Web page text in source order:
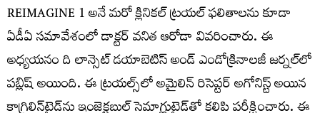
REIMAGINE 1 అనే మరో క్లినికల్ ట్రయల్ ఫలితాలను కూడా
ఏడీఏ సమావేశంలో డాక్టర్‌ వనిత ఆరోడా వివరించారు. ఈ
అధ్యయనం ది లాన్సెట్ డయాబెటిస్ అండ్ ఎండోక్రినాలజీ జర్నల్‌లో
పబ్లిష్‌ అయింది. ఈ ట్రయల్స్‌లో అమైలిన్‌ రిసెప్టర్‌ అగోనిస్ట్‌ అయిన